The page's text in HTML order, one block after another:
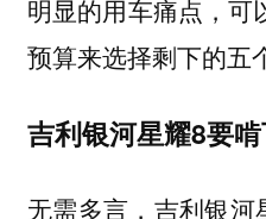
明显的用车痛点，可
预算来选择剩下的五
吉利银河星耀8要
无需多言，吉利银河